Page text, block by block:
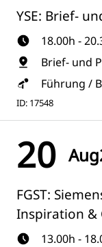
YSE: Brief-
18.00h -
Brief- und
Führung /
ID: 17548
20 Aug
FGST:
Inspiration &
13.00h -